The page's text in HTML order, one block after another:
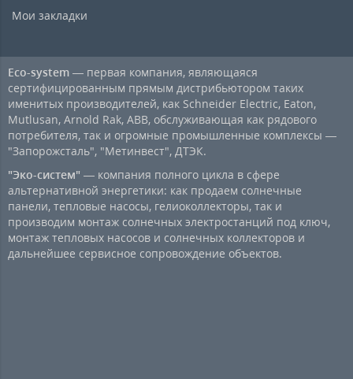
Мои закладки
Eco-system — первая компания, являющаяся
сертифицированным прямым дистрибьютором таких
именитых производителей, как Schneider Electric, Eaton,
Mutlusan, Arnold Rak, ABB, обслуживающая как рядового
потребителя, так и огромные промышленные комплексы —
"Запорожсталь", "Метинвест", ДТЭК.
"Эко-систем" — компания полного цикла в сфере
альтернативной энергетики: как продаем солнечные
панели, тепловые насосы, гелиоколлекторы, так и
производим монтаж солнечных электростанций под ключ,
монтаж тепловых насосов и солнечных коллекторов и
дальнейшее сервисное сопровождение объектов.